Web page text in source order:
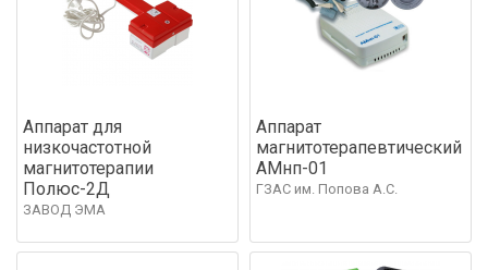
Аппарат для
низкочастотной
магнитотерапии
Полюс-2Д
ЗАВОД ЭМА
Аппарат
магнитотерапевтический
АМнп-01
ГЗАС им. Попова А.С.